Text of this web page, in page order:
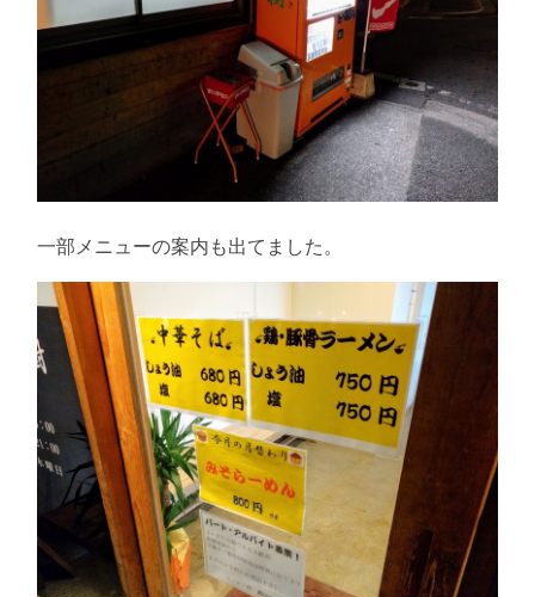
一部メニューの案内も出てました。